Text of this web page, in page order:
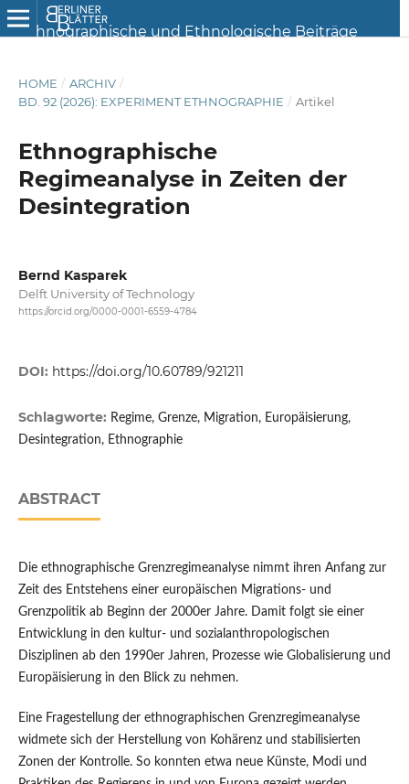
HOME / ARCHIV /
BD. 92 (2026): EXPERIMENT ETHNOGRAPHIE / Artikel
Ethnographische
Regimeanalyse in Zeiten der
Desintegration
Bernd Kasparek
Delft University of Technology
https://orcid.org/0000-0001-6559-4784
DOI: https://doi.org/10.60789/921211
Schlagworte: Regime, Grenze, Migration, Europäisierung,
Desintegration, Ethnographie
ABSTRACT
Die ethnographische Grenzregimeanalyse nimmt ihren Anfang zur
Zeit des Entstehens einer europäischen Migrations- und
Grenzpolitik ab Beginn der 2000er Jahre. Damit folgt sie einer
Entwicklung in den kultur- und sozialanthropologischen
Disziplinen ab den 1990er Jahren, Prozesse wie Globalisierung und
Europäisierung in den Blick zu nehmen.
Eine Fragestellung der ethnographischen Grenzregimeanalyse
widmete sich der Herstellung von Kohärenz und stabilisierten
Zonen der Kontrolle. So konnten etwa neue Künste, Modi und